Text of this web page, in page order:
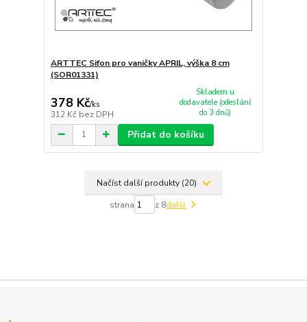
ARTTEC Sifon pro vaničky APRIL, výška 8 cm
(SOR01331)
378 Kč/ks
312 Kč bez DPH
Skladem u
dodavatele (odeslání
do 3 dnů)
Přidat do košíku
Načíst další produkty (20)
strana z 8další